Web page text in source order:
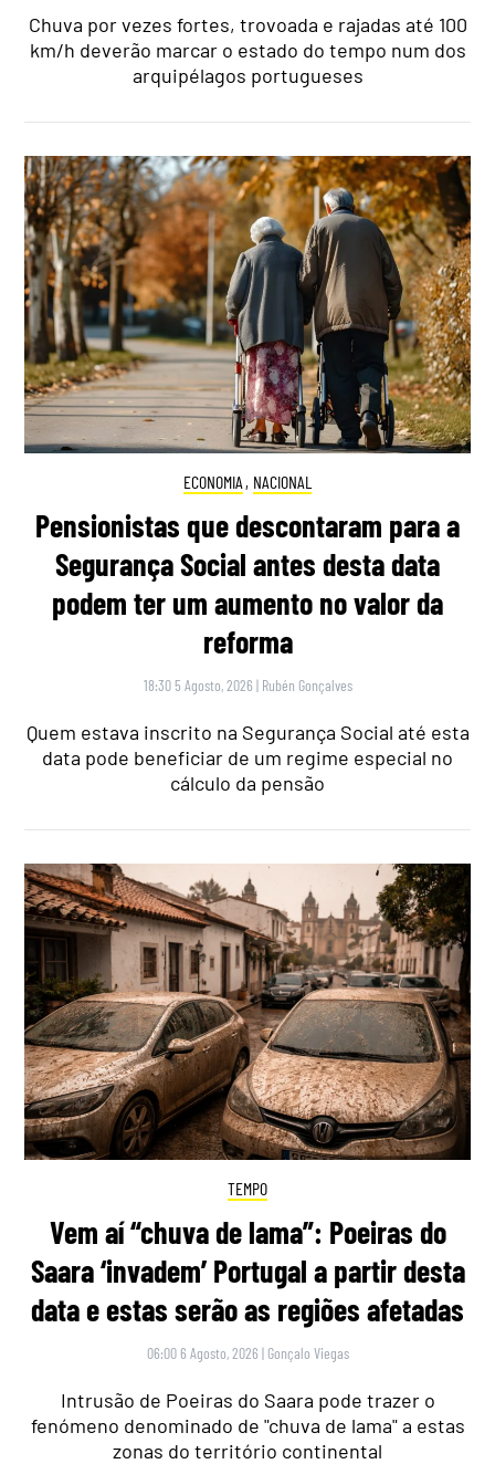
Chuva por vezes fortes, trovoada e rajadas até 100
km/h deverão marcar o estado do tempo num dos
arquipélagos portugueses
ECONOMIA , NACIONAL
Pensionistas que descontaram para a
Segurança Social antes desta data
podem ter um aumento no valor da
reforma
18:30 5 Agosto, 2026 | Rubén Gonçalves
Quem estava inscrito na Segurança Social até esta
data pode beneficiar de um regime especial no
cálculo da pensão
TEMPO
Vem aí “chuva de lama”: Poeiras do
Saara ‘invadem’ Portugal a partir desta
data e estas serão as regiões afetadas
06:00 6 Agosto, 2026 | Gonçalo Viegas
Intrusão de Poeiras do Saara pode trazer o
fenómeno denominado de "chuva de lama" a estas
zonas do território continental